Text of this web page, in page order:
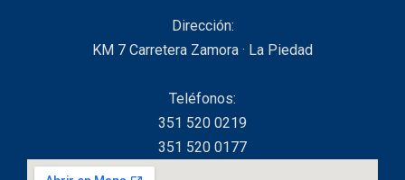
Dirección:
KM 7 Carretera Zamora · La Piedad
Teléfonos:
351 520 0219
351 520 0177